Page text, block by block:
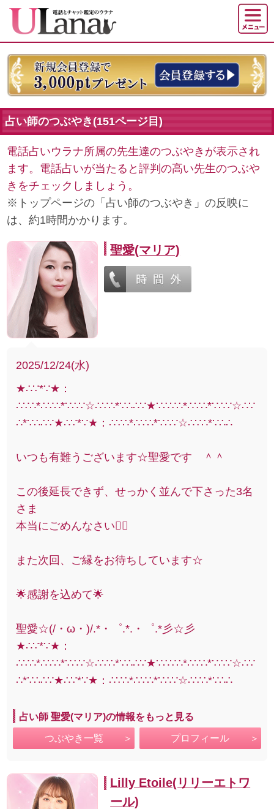
占い師のつぶやき(151ページ目)
電話占いウラナ所属の先生達のつぶやきが表示され
ます。電話占いが当たると評判の高い先生のつぶや
きをチェックしましょう。
※トップページの「占い師のつぶやき」の反映に
は、約1時間かかります。
聖愛(マリア)
2025/12/24(水)
★∴∵*∵★：
∴∵∴*∴∵∴*∵∴∵☆∴∵∴*∵∴∴∵★∵∴∵∴*∴∵∴*∵∴∵☆∴∵
∴*∵∴∴∵★∴∵*∵★：∴∵∴*∴∵∴*∵∴∵☆∴∵∴*∵∴∴
いつも有難うございます☆聖愛です ＾＾
この後延長できず、せっかく並んで下さった3名
さま
本当にごめんなさい🙇‍♀️
また次回、ご縁をお待ちしています☆
🌟感謝を込めて🌟
聖愛☆(/・ω・)/.*・゜.*.・゜.*彡☆彡
★∴∵*∵★：
∴∵∴*∴∵∴*∵∴∵☆∴∵∴*∵∴∴∵★∵∴∵∴*∴∵∴*∵∴∵☆∴∵
∴*∵∴∴∵★∴∵*∵★：∴∵∴*∴∵∴*∵∴∵☆∴∵∴*∵∴∴
占い師 聖愛(マリア)の情報をもっと見る
つぶやき一覧 プロフィール
Lilly Etoile(リリーエトワ
ール)